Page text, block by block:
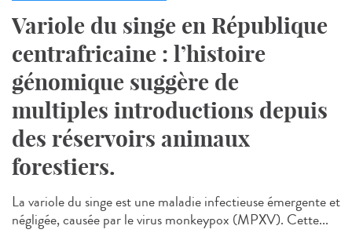
Variole du singe en République
centrafricaine : l’histoire
génomique suggère de
multiples introductions depuis
des réservoirs animaux
forestiers.
La variole du singe est une maladie infectieuse émergente et
négligée, causée par le virus monkeypox (MPXV). Cette...